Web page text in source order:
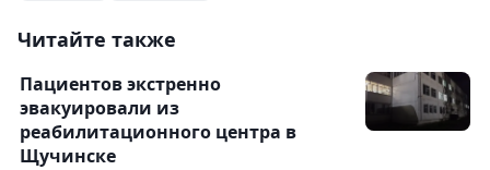
Читайте также
Пациентов экстренно
эвакуировали из
реабилитационного центра в
Щучинске